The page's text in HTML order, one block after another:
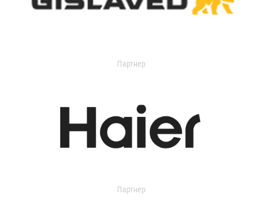
Партнер
Партнер